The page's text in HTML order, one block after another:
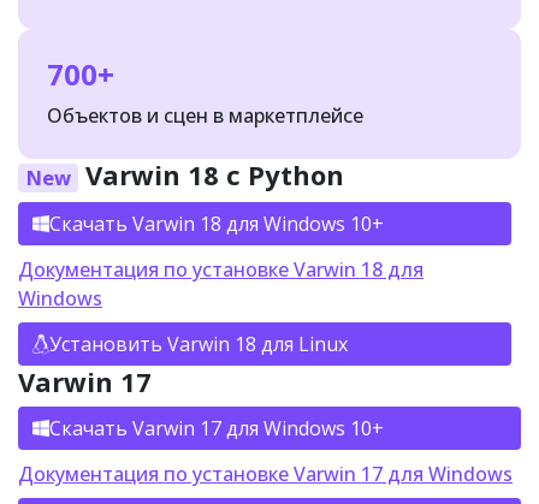
700+
Объектов и сцен в маркетплейсе
New Varwin 18 с Python
Скачать Varwin 18 для Windows 10+
Документация по установке Varwin 18 для
Windows
Установить Varwin 18 для Linux
Varwin 17
Скачать Varwin 17 для Windows 10+
Документация по установке Varwin 17 для Windows